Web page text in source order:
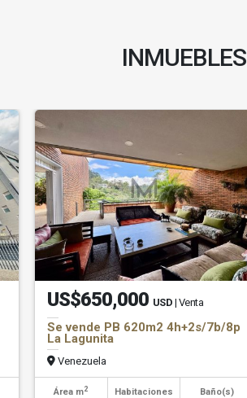
INMUEBLES
US$650,000 USD | Venta
Se vende PB 620m2 4h+2s/7b/8p
La Lagunita
Venezuela
Área m2 Habitaciones Baño(s)